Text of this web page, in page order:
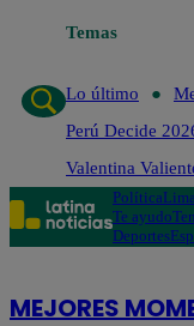
Temas
Lo último
Lo último
Perú Decide
Valentina
PolíticaLima
Te ayudo
Deportes
MEJORES